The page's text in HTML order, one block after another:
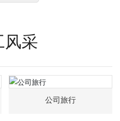
风采
公司旅行